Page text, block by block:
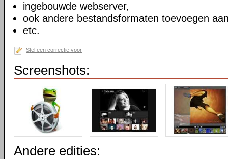
ingebouwde webserver,
ook andere bestandsformaten toevoegen
etc.
Stel een correctie voor
Screenshots:
Andere edities: